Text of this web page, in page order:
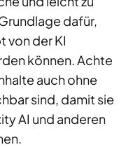
dafür,
von der KI
können. Achte
auch ohne
sind, damit sie
AI und anderen